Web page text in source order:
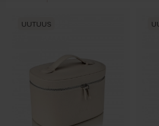
UUTUUS